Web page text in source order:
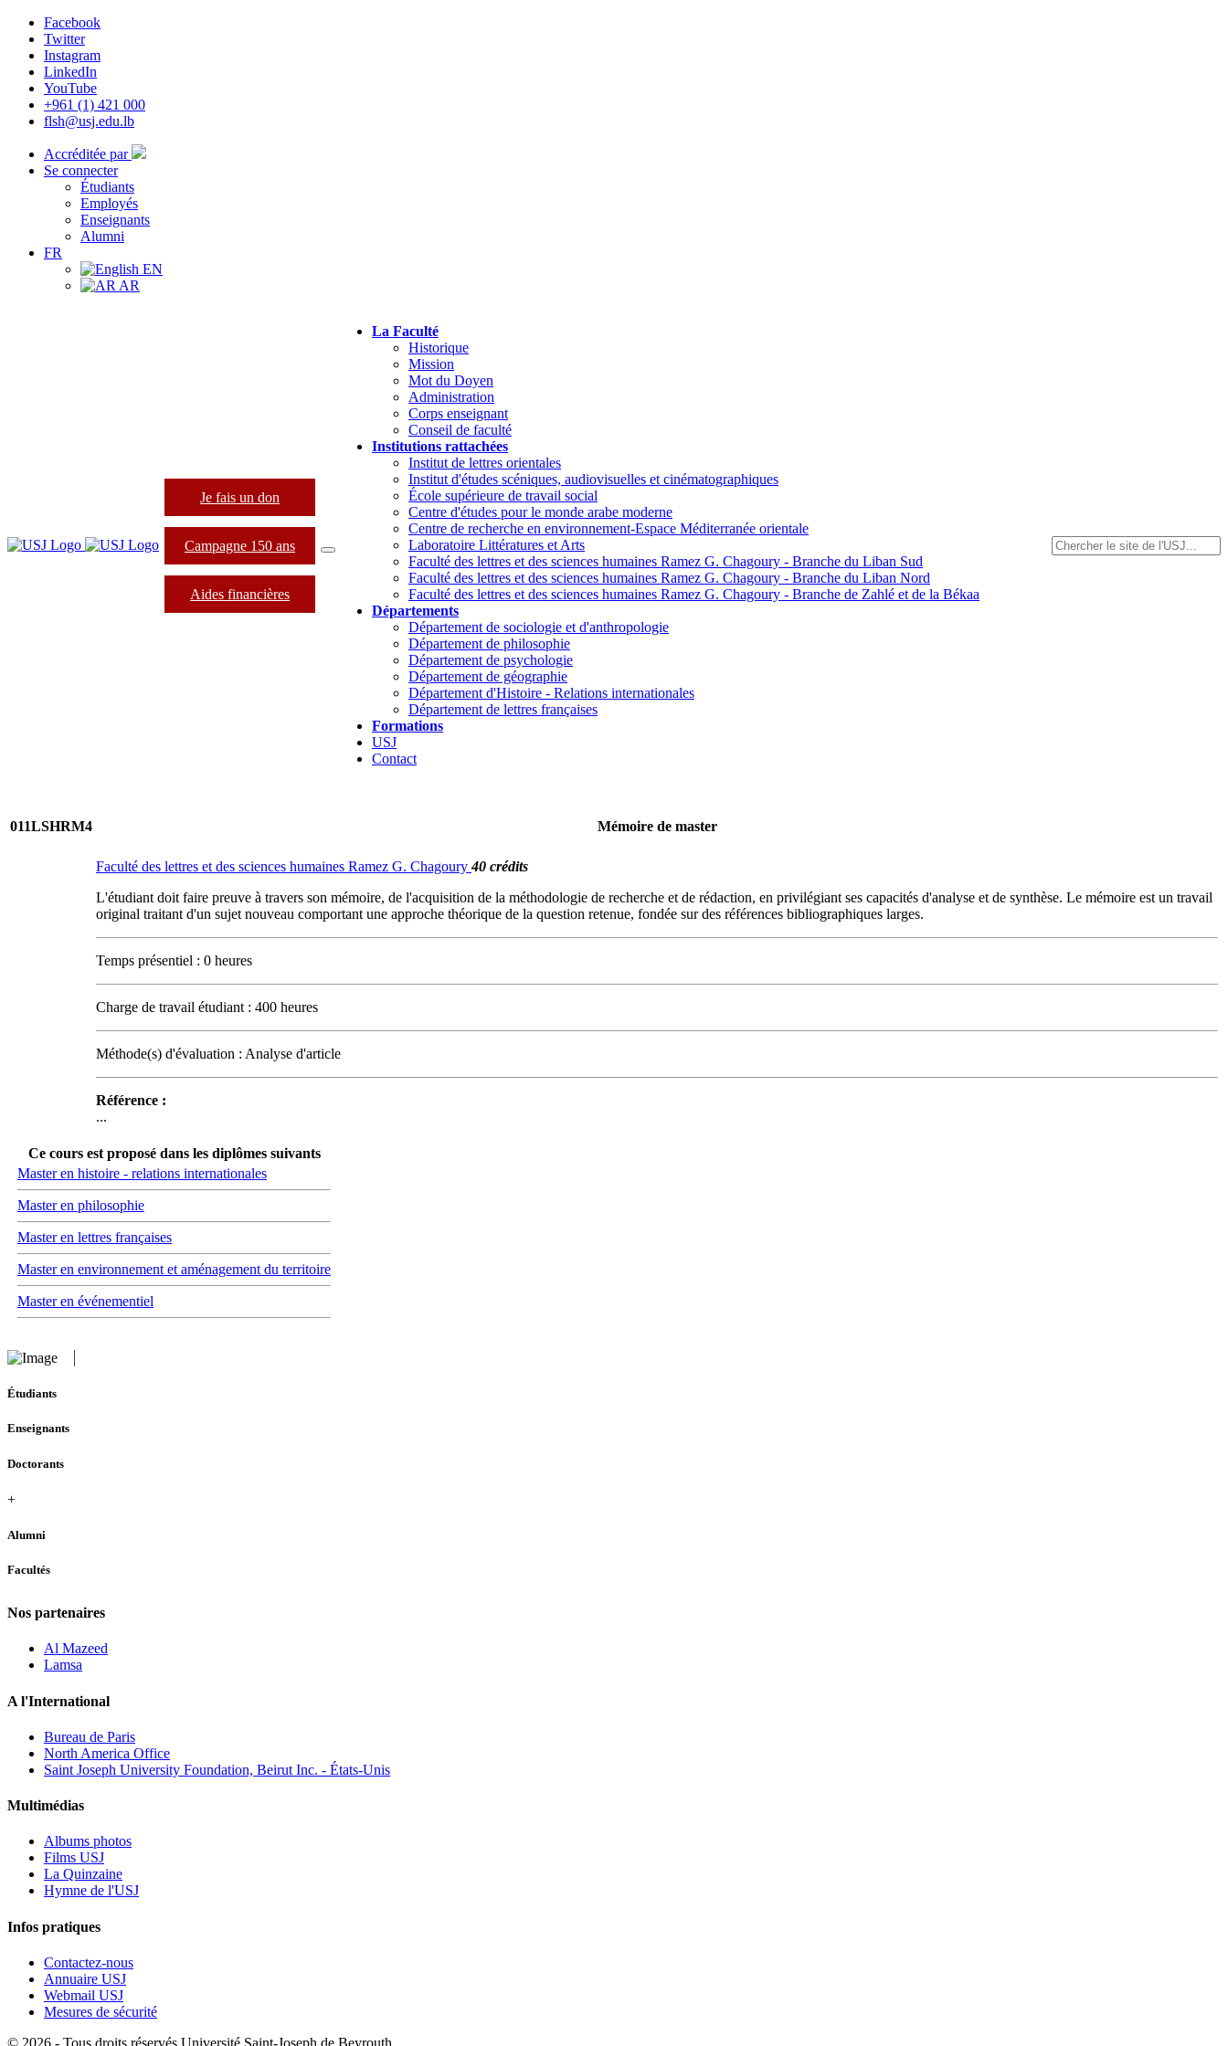
Facebook
Twitter
Instagram
LinkedIn
YouTube
+961 (1) 421 000
flsh@usj.edu.lb
Accréditée par
Se connecter
Étudiants
Employés
Enseignants
Alumni
FR
EN
AR
Je fais un don
Campagne 150 ans
Aides financières
La Faculté
Historique
Mission
Mot du Doyen
Administration
Corps enseignant
Conseil de faculté
Institutions rattachées
Institut de lettres orientales
Institut d'études scéniques, audiovisuelles et cinématographiques
École supérieure de travail social
Centre d'études pour le monde arabe moderne
Centre de recherche en environnement-Espace Méditerranée orientale
Laboratoire Littératures et Arts
Faculté des lettres et des sciences humaines Ramez G. Chagoury - Branche du Liban Sud
Faculté des lettres et des sciences humaines Ramez G. Chagoury - Branche du Liban Nord
Faculté des lettres et des sciences humaines Ramez G. Chagoury - Branche de Zahlé et de la Békaa
Départements
Département de sociologie et d'anthropologie
Département de philosophie
Département de psychologie
Département de géographie
Département d'Histoire - Relations internationales
Département de lettres françaises
Formations
USJ
Contact
011LSHRM4 Mémoire de master
Faculté des lettres et des sciences humaines Ramez G. Chagoury40 crédits
L'étudiant doit faire preuve à travers son mémoire, de l'acquisition de la méthodologie de recherche et de rédaction, en privilégiant ses capacités d'analyse et de synthèse. Le mémoire est un travail
original traitant d'un sujet nouveau comportant une approche théorique de la question retenue, fondée sur des références bibliographiques larges.
Temps présentiel : 0 heures
Charge de travail étudiant : 400 heures
Méthode(s) d'évaluation : Analyse d'article
Référence :
...
Ce cours est proposé dans les diplômes suivants
Master en histoire - relations internationales
Master en philosophie
Master en lettres françaises
Master en environnement et aménagement du territoire
Master en événementiel
Étudiants
Enseignants
Doctorants
+
Alumni
Facultés
Nos partenaires
Al Mazeed
Lamsa
A l'International
Bureau de Paris
North America Office
Saint Joseph University Foundation, Beirut Inc. - États-Unis
Multimédias
Albums photos
Films USJ
La Quinzaine
Hymne de l'USJ
Infos pratiques
Contactez-nous
Annuaire USJ
Webmail USJ
Mesures de sécurité
© 2026 - Tous droits réservés Université Saint-Joseph de Beyrouth